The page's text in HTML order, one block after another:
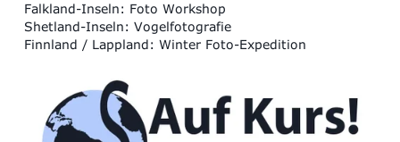
Falkland-Inseln: Foto Workshop
Shetland-Inseln: Vogelfotografie
Finnland / Lappland: Winter Foto-Expedition